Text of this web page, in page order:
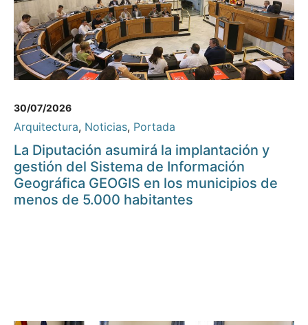
30/07/2026
Arquitectura, Noticias, Portada
La Diputación asumirá la implantación y
gestión del Sistema de Información
Geográfica GEOGIS en los municipios de
menos de 5.000 habitantes